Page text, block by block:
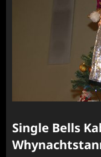
Single Bells